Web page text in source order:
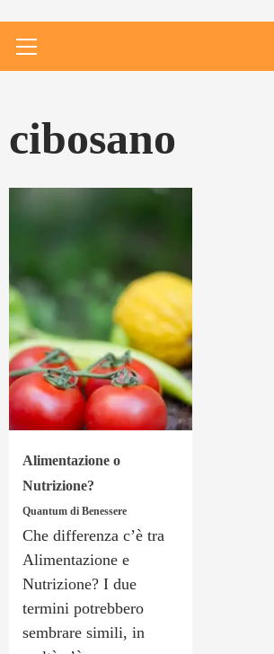
Menu
cibosano
Alimentazione o
Nutrizione?
Quantum di Benessere
Che differenza c’è tra
Alimentazione e
Nutrizione? I due
termini potrebbero
sembrare simili, in